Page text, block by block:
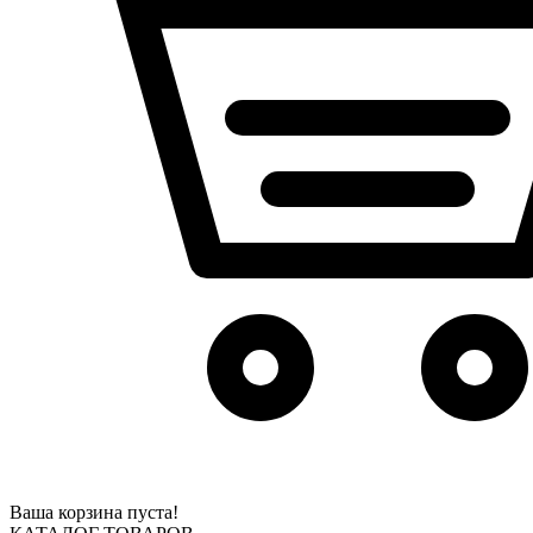
Ваша корзина пуста!